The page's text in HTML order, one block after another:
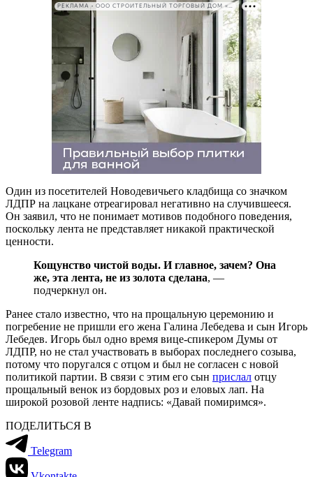
РЕКЛАМА • ООО СТРОИТЕЛЬНЫЙ ТОРГОВЫЙ ДОМ «ПЕТРОВИЧ». ИНН: 7802348846
Один из посетителей Новодевичьего кладбища со значком
ЛДПР на лацкане отреагировал негативно на случившееся.
Он заявил, что не понимает мотивов подобного поведения,
поскольку лента не представляет никакой практической
ценности.
Кощунство чистой воды. И главное, зачем? Она
же, эта лента, не из золота сделана, —
подчеркнул он.
Ранее стало известно, что на прощальную церемонию и
погребение не пришли его жена Галина Лебедева и сын Игорь
Лебедев. Игорь был одно время вице-спикером Думы от
ЛДПР, но не стал участвовать в выборах последнего созыва,
потому что поругался с отцом и был не согласен с новой
политикой партии. В связи с этим его сын прислал отцу
прощальный венок из бордовых роз и еловых лап. На
широкой розовой ленте надпись: «Давай помиримся».
ПОДЕЛИТЬСЯ В
Telegram